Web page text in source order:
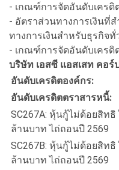
- เกณฑ์การจัดอันดับเครดิ
- อัตราส่วนทางการเงินที่
ทางการเงินสำหรับธุรกิจ
- เกณฑ์การจัดอันดับเครดิ
บริษัท เอสซี แอสเสท คอ
อันดับเครดิตองค์กร:
อันดับเครดิตตราสารหนี้:
SC267A: หุ้นกู้ไม่ด้อยสิท
ล้านบาท ไถ่ถอนปี 2569
SC267B: หุ้นกู้ไม่ด้อยสิท
ล้านบาท ไถ่ถอนปี 2569